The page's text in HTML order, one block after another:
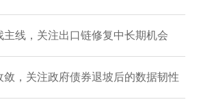
主线，关注出口链修复中长期机会
敛，关注政府债券退坡后的数据韧性